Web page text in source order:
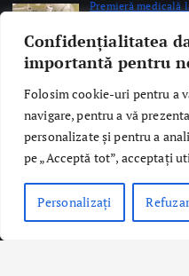
Confidențialitatea
importantă pentru
Folosim cookie-uri pentru a
navigare, pentru a vă
personalizate și pentru a
pe „Acceptă tot”, acceptați
Personalizați
by Briana
Copyright © 2026 Ro Health